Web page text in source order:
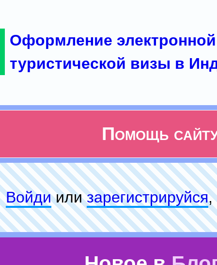
Оформление электронной
туристической визы в
Помощь
Войдиилизарeгиcтpируйся,